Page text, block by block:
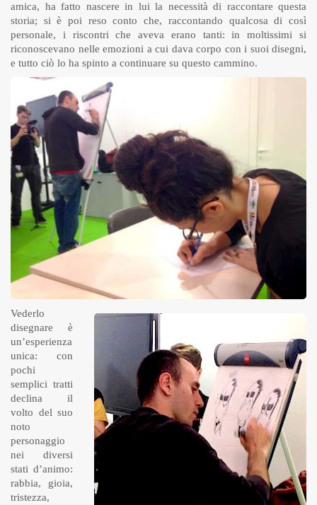
amica, ha fatto nascere in lui la necessità di raccontare questa
storia; si è poi reso conto che, raccontando qualcosa di così
personale, i riscontri che aveva erano tanti: in moltissimi si
riconoscevano nelle emozioni a cui dava corpo con i suoi disegni,
e tutto ciò lo ha spinto a continuare su questo cammino.
Vederlo
disegnare è
un’esperienza
unica: con
pochi
semplici tratti
declina il
volto del suo
noto
personaggio
nei diversi
stati d’animo:
rabbia, gioia,
tristezza,